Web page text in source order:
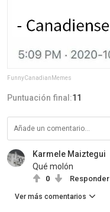
FunnyCanadianMemes
Puntuación final:11
Karmele Maiztegui
Qué molón
0 Responder
Ver más comentarios